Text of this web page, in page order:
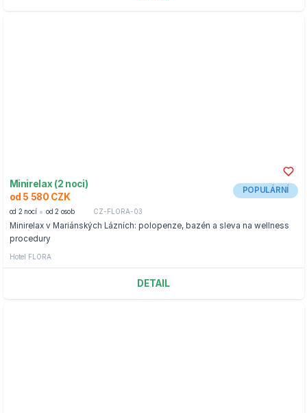
Minirelax (2 noci)
od 5 580 CZK
POPULÁRNÍ
od 2 nocí od 2 osob CZ-FLORA-03
Minirelax v Mariánských Lázních: polopenze, bazén a sleva na wellness
procedury
Hotel FLORA
DETAIL